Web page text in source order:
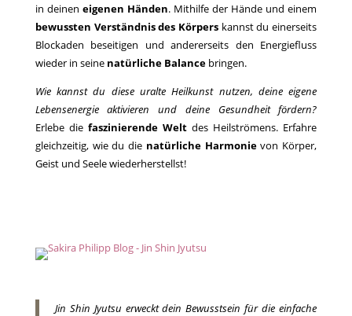
in deinen eigenen Händen. Mithilfe der Hände und einem
bewussten Verständnis des Körpers kannst du einerseits
Blockaden beseitigen und andererseits den Energiefluss
wieder in seine natürliche Balancebringen.
Wie kannst du diese uralte Heilkunst nutzen, deine eigene
Lebensenergie aktivieren und deine Gesundheit fördern?
Erlebe die faszinierende Welt des Heilströmens. Erfahre
gleichzeitig, wie du die natürliche Harmonievon Körper,
Geist und Seele wiederherstellst!
Jin Shin Jyutsu erweckt dein Bewusstsein für die einfache